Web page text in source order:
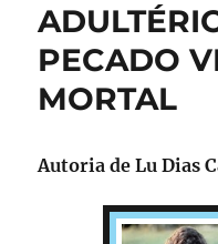
PECADO
MORTAL
Autoria deLu Dias